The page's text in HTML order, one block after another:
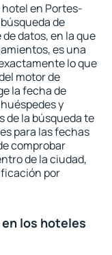
en Portes-
de
datos, en la que
es una
lo que
motor de
la fecha de
y
de la búsqueda te
para las fechas
comprobar
de la ciudad,
por
los hoteles